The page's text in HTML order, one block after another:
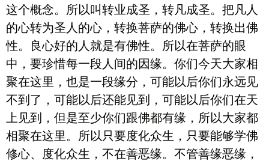
这个概念。所以叫转业成圣，转凡成圣。把凡人
的心转为圣人的心，转换菩萨的佛心，转换出佛
性。良心好的人就是有佛性。所以在菩萨的眼
中，要珍惜每一段人间的因缘。你们今天大家相
聚在这里，也是一段缘分，可能以后你们永远见
不到了，可能以后还能见到，可能以后你们在天
上见到，但是至少你们跟佛都有缘，所以大家都
相聚在这里。所以只要度化众生，只要能够学佛
修心、度化众生，不在善恶缘。不管善缘恶缘，